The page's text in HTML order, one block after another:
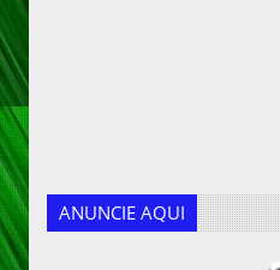
ANUNCIE AQUI